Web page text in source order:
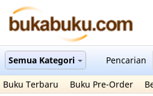
Semua Kategori Pencarian
Buku Terbaru Buku Pre-Order